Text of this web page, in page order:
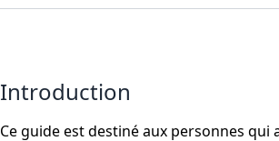
Introduction
Ce guide est destiné aux personnes